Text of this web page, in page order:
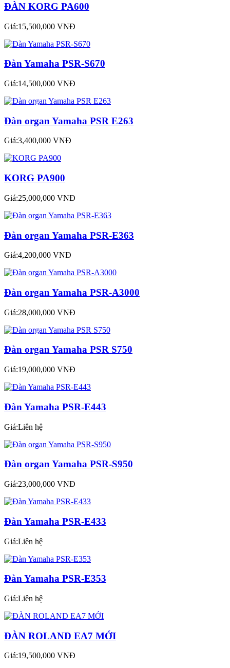
ĐÀN KORG PA600
Giá:15,500,000 VNĐ
Đàn Yamaha PSR-S670
Giá:14,500,000 VNĐ
Đàn organ Yamaha PSR E263
Giá:3,400,000 VNĐ
KORG PA900
Giá:25,000,000 VNĐ
Đàn organ Yamaha PSR-E363
Giá:4,200,000 VNĐ
Đàn organ Yamaha PSR-A3000
Giá:28,000,000 VNĐ
Đàn organ Yamaha PSR S750
Giá:19,000,000 VNĐ
Đàn Yamaha PSR-E443
Giá:Liên hệ
Đàn organ Yamaha PSR-S950
Giá:23,000,000 VNĐ
Đàn Yamaha PSR-E433
Giá:Liên hệ
Đàn Yamaha PSR-E353
Giá:Liên hệ
ĐÀN ROLAND EA7 MỚI
Giá:19,500,000 VNĐ